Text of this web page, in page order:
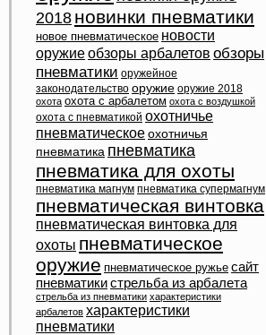
2018 новинки пневматики
новое пневматическое новости
оружиеобзоры арбалетов обзоры
пневматики оружейное
законодательство оружие оружие 2018
охота охота с арбалетом охота с воздушкой
охота с пневматикой охотничье
пневматическое охотничья
пневматика пневматика
пневматика для охоты
пневматика магнум пневматика супермагнум
пневматическая винтовка
пневматическая винтовка для
охоты пневматическое
оружие пневматическое ружье сайт
пневматикистрельба из арбалета
стрельба из пневматики характеристики
арбалетов характеристики
пневматики